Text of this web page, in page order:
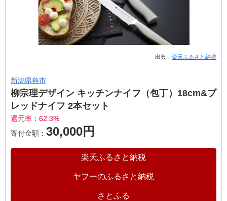
出典： 楽天ふるさと納税
新潟県燕市
柳宗理デザイン キッチンナイフ（包丁）18cm&ブ
レッドナイフ 2本セット
還元率：62.3%
寄付金額： 30,000円
楽天ふるさと納税
ヤフーのふるさと納税
さとふる